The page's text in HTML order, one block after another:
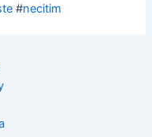
#necitim